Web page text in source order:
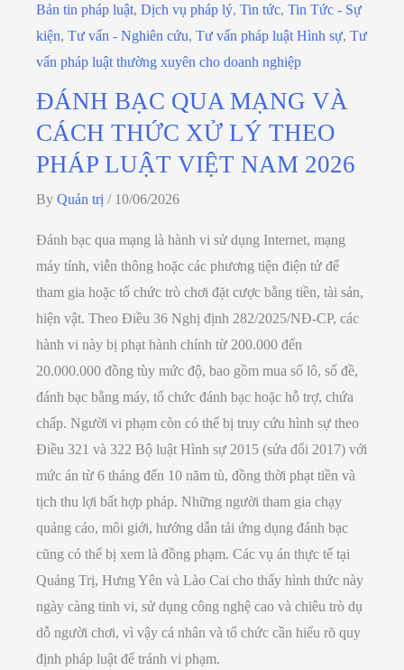
Bản tin pháp luật, Dịch vụ pháp lý, Tin tức, Tin Tức - Sự
kiện, Tư vấn - Nghiên cứu, Tư vấn pháp luật Hình sự, Tư
vấn pháp luật thường xuyên cho doanh nghiệp
ĐÁNH BẠC QUA MẠNG VÀ
CÁCH THỨC XỬ LÝ THEO
PHÁP LUẬT VIỆT NAM 2026
By Quản trị / 10/06/2026
Đánh bạc qua mạng là hành vi sử dụng Internet, mạng
máy tính, viễn thông hoặc các phương tiện điện tử để
tham gia hoặc tổ chức trò chơi đặt cược bằng tiền, tài sản,
hiện vật. Theo Điều 36 Nghị định 282/2025/NĐ-CP, các
hành vi này bị phạt hành chính từ 200.000 đến
20.000.000 đồng tùy mức độ, bao gồm mua số lô, số đề,
đánh bạc bằng máy, tổ chức đánh bạc hoặc hỗ trợ, chứa
chấp. Người vi phạm còn có thể bị truy cứu hình sự theo
Điều 321 và 322 Bộ luật Hình sự 2015 (sửa đổi 2017) với
mức án từ 6 tháng đến 10 năm tù, đồng thời phạt tiền và
tịch thu lợi bất hợp pháp. Những người tham gia chạy
quảng cáo, môi giới, hướng dẫn tải ứng dụng đánh bạc
cũng có thể bị xem là đồng phạm. Các vụ án thực tế tại
Quảng Trị, Hưng Yên và Lào Cai cho thấy hình thức này
ngày càng tinh vi, sử dụng công nghệ cao và chiêu trò dụ
dỗ người chơi, vì vậy cá nhân và tổ chức cần hiểu rõ quy
định pháp luật để tránh vi phạm.